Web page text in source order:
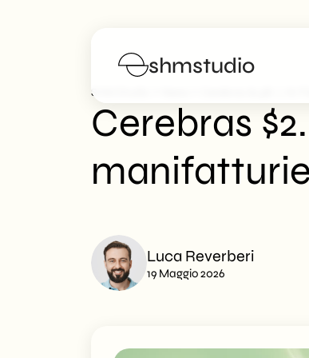
shmstudio
Portfolio
Blog
Lavora con noi
SHM Studio
Cerebras
Luca Reverberi
19 Maggio 2026